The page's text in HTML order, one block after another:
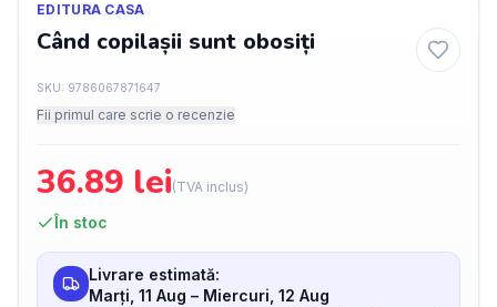
EDITURA CASA
Când copilașii sunt obosiți
SKU: 9786067871647
Fii primul care scrie o recenzie
36.89 lei(TVA inclus)
În stoc
Livrare estimată:
Marți, 11 Aug – Miercuri, 12 Aug